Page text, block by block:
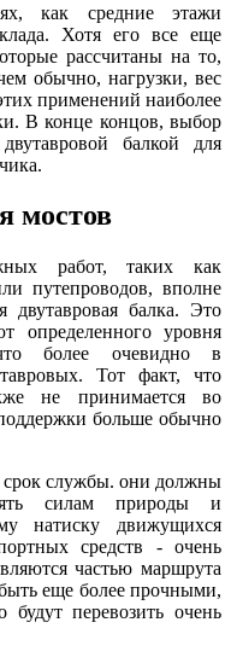
как средние этажи
Хотя его все еще
рассчитаны на то,
обычно, нагрузки, вес
применений наиболее
В конце концов, выбор
балкой для
мостов
работ, таких как
путепроводов, вполне
двутавровая балка. Это
определенного уровня
более очевидно в
Тот факт, что
не принимается во
больше обычно
срок службы. они должны
силам природы и
натиску движущихся
средств - очень
частью маршрута
еще более прочными,
перевозить очень